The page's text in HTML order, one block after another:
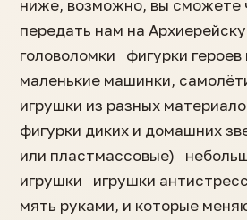
ниже, возможно, вы сможете
передать нам на
головоломки фигурки
маленькие машинки,
игрушки из разных
фигурки диких и домашних
или пластмассовые)
игрушки игрушки
мять руками, и которые